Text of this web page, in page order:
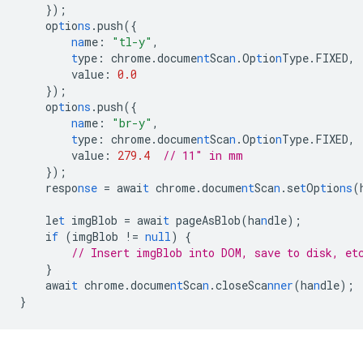
});
options .push({
name : "tl-y" ,
type : chrome.documentScan .OptionType.FIXED,
value : 0.0
});
options .push({
name : "br-y" ,
type : chrome.documentScan .OptionType.FIXED,
value : 279.4
// 11" in mm
});
response = await chrome.documentScan .setOptions
let imgBlob = await pageAsBlob(handle);
if (imgBlob != null)
{
// Insert imgBlob into DOM, save to disk,
}
await chrome.documentScan .closeScanner(handle);
}